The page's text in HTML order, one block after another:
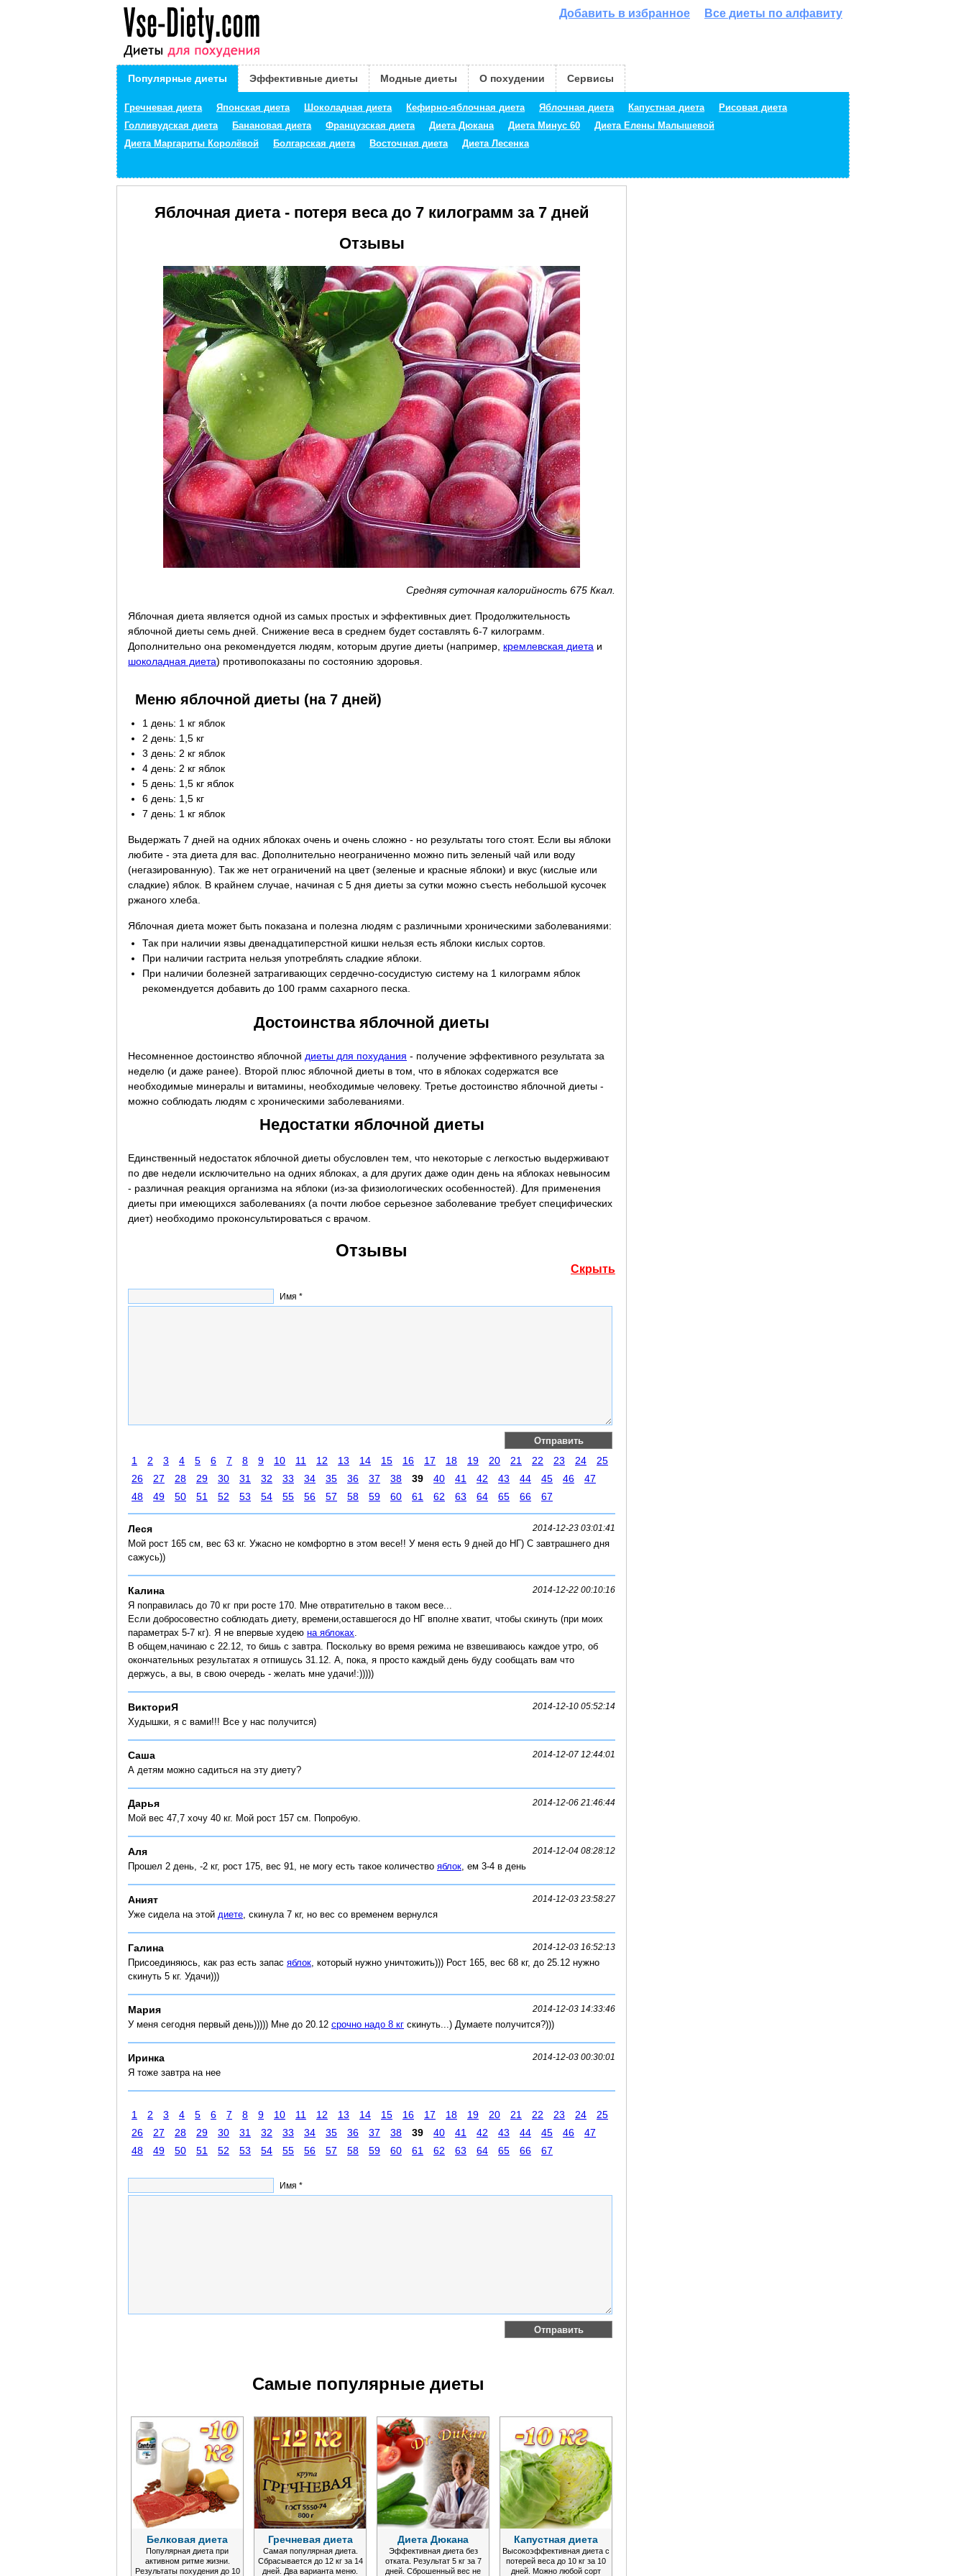
Все диеты по алфавиту
Добавить в избранное
Популярные диеты
Гречневая диета Японская диета Шоколадная диета Кефирно-яблочная диета Яблочная диета Капустная диета
Рисовая диета
Голливудская диета
Банановая диета Французская диета Диета Дюкана Диета Минус 60
Диета Елены Малышевой
Диета Маргариты Королёвой
Болгарская диета Восточная диета Диета Лесенка
Эффективные диеты Модные диеты О похудении Сервисы
Яблочная диета - потеря веса до 7 килограмм за 7 дней
Отзывы
Средняя суточная калорийность 675 Ккал.
Яблочная диета является одной из самых простых и эффективных диет. Продолжительность
яблочной диеты семь дней. Снижение веса в среднем будет составлять 6-7 килограмм.
Дополнительно она рекомендуется людям, которым другие диеты (например, кремлевская диета и
шоколадная диета) противопоказаны по состоянию здоровья.
Меню яблочной диеты (на 7 дней)
1 день: 1 кг яблок
2 день: 1,5 кг
3 день: 2 кг яблок
4 день: 2 кг яблок
5 день: 1,5 кг яблок
6 день: 1,5 кг
7 день: 1 кг яблок
Выдержать 7 дней на одних яблоках очень и очень сложно - но результаты того стоят. Если вы яблоки
любите - эта диета для вас. Дополнительно неограниченно можно пить зеленый чай или воду
(негазированную). Так же нет ограничений на цвет (зеленые и красные яблоки) и вкус (кислые или
сладкие) яблок. В крайнем случае, начиная с 5 дня диеты за сутки можно съесть небольшой кусочек
ржаного хлеба.
Яблочная диета может быть показана и полезна людям с различными хроническими заболеваниями:
Так при наличии язвы двенадцатиперстной кишки нельзя есть яблоки кислых сортов.
При наличии гастрита нельзя употреблять сладкие яблоки.
При наличии болезней затрагивающих сердечно-сосудистую систему на 1 килограмм яблок
рекомендуется добавить до 100 грамм сахарного песка.
Достоинства яблочной диеты
Несомненное достоинство яблочной диеты для похудания - получение эффективного результата за
неделю (и даже ранее). Второй плюс яблочной диеты в том, что в яблоках содержатся все
необходимые минералы и витамины, необходимые человеку. Третье достоинство яблочной диеты -
можно соблюдать людям с хроническими заболеваниями.
Недостатки яблочной диеты
Единственный недостаток яблочной диеты обусловлен тем, что некоторые с легкостью выдерживают
по две недели исключительно на одних яблоках, а для других даже один день на яблоках невыносим
- различная реакция организма на яблоки (из-за физиологических особенностей). Для применения
диеты при имеющихся заболеваниях (а почти любое серьезное заболевание требует специфических
диет) необходимо проконсультироваться с врачом.
Отзывы
Скрыть
Имя *
1 2 3 4 5 6 7 8 9 10 11 12 13 14 15 16 17 18 19 20 21 22 23 24
25
26
27 28 29 30 31 32 33 34 35 36 37 38 39 40 41 42 43 44 45 46
47
48
49 50 51 52 53 54 55 56 57 58 59 60 61 62 63 64 65 66 67
Леся 2014-12-23 03:01:41
Мой рост 165 см, вес 63 кг. Ужасно не комфортно в этом весе!! У меня есть 9 дней до НГ) С завтрашнего дня
сажусь))
Калина 2014-12-22 00:10:16
Я поправилась до 70 кг при росте 170. Мне отвратительно в таком весе...
Если добросовестно соблюдать диету, времени,оставшегося до НГ вполне хватит, чтобы скинуть (при моих
параметрах 5-7 кг). Я не впервые худею на яблоках.
В общем,начинаю с 22.12, то бишь с завтра. Поскольку во время режима не взвешиваюсь каждое утро, об
окончательных результатах я отпишусь 31.12. А, пока, я просто каждый день буду сообщать вам что
держусь, а вы, в свою очередь - желать мне удачи!:)))))
ВикториЯ 2014-12-10 05:52:14
Худышки, я с вами!!! Все у нас получится)
Саша 2014-12-07 12:44:01
А детям можно садиться на эту диету?
Дарья 2014-12-06 21:46:44
Мой вес 47,7 хочу 40 кг. Мой рост 157 см. Попробую.
Аля 2014-12-04 08:28:12
Прошел 2 день, -2 кг, рост 175, вес 91, не могу есть такое количество яблок, ем 3-4 в день
Аният 2014-12-03 23:58:27
Уже сидела на этой диете, скинула 7 кг, но вес со временем вернулся
Галина 2014-12-03 16:52:13
Присоединяюсь, как раз есть запас яблок, который нужно уничтожить))) Рост 165, вес 68 кг, до 25.12 нужно
скинуть 5 кг. Удачи)))
Мария 2014-12-03 14:33:46
У меня сегодня первый день))))) Мне до 20.12 срочно надо 8 кг скинуть...) Думаете получится?)))
Иринка 2014-12-03 00:30:01
Я тоже завтра на нее
1 2 3 4 5 6 7 8 9 10 11 12 13 14 15 16 17 18 19 20 21 22 23 24
25
26
27 28 29 30 31 32 33 34 35 36 37 38 39 40 41 42 43 44 45 46
47
48
49 50 51 52 53 54 55 56 57 58 59 60 61 62 63 64 65 66 67
Имя *
Самые популярные диеты
Белковая диета
Популярная диета при
активном ритме жизни.
Результаты похудения до 10
Гречневая диета
Самая популярная диета.
Сбрасывается до 12 кг за 14
дней. Два варианта меню.
Диета Дюкана
Эффективная диета без
отката. Результат 5 кг за 7
дней. Сброшенный вес не
Капустная диета
Высокоэффективная диета с
потерей веса до 10 кг за 10
дней. Можно любой сорт